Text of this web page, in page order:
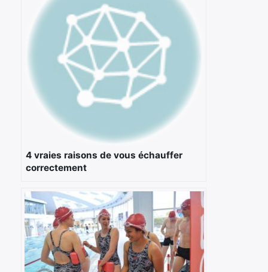
4 vraies raisons de vous échauffer
correctement